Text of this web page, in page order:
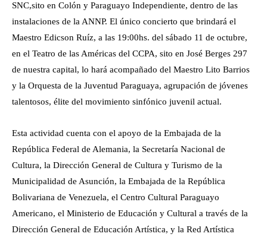
SNC,sito en Colón y Paraguayo Independiente, dentro de las
instalaciones de la ANNP. El único concierto que brindará el
Maestro Edicson Ruíz, a las 19:00hs. del sábado 11 de octubre,
en el Teatro de las Américas del CCPA, sito en José Berges 297
de nuestra capital, lo hará acompañado del Maestro Lito Barrios
y la Orquesta de la Juventud Paraguaya, agrupación de jóvenes
talentosos, élite del movimiento sinfónico juvenil actual.
Esta actividad cuenta con el apoyo de la Embajada de la
República Federal de Alemania, la Secretaría Nacional de
Cultura, la Dirección General de Cultura y Turismo de la
Municipalidad de Asunción, la Embajada de la República
Bolivariana de Venezuela, el Centro Cultural Paraguayo
Americano, el Ministerio de Educación y Cultural a través de la
Dirección General de Educación Artística, y la Red Artística